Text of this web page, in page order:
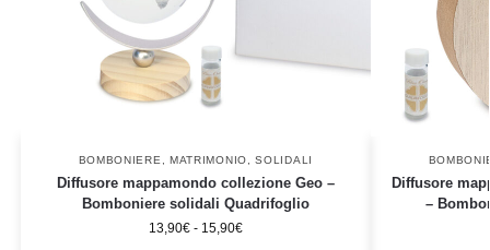
BOMBONIERE MATRIMONIO ,SOLIDALI
Diffusore mappamondo collezione Geo –
Bomboniere solidali Quadrifoglio
13,90€ - 15,90€
Diffusore
–